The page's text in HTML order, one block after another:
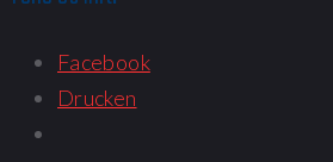
Facebook
Drucken